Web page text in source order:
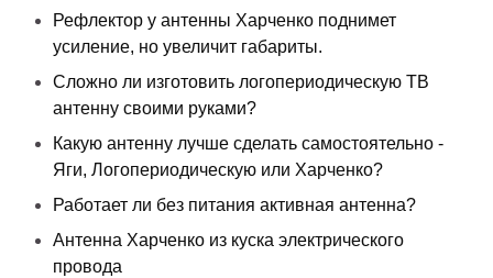
Рефлектор у антенны Харченко поднимет
усиление, но увеличит габариты.
Сложно ли изготовить логопериодическую ТВ
антенну своими руками?
Какую антенну лучше сделать самостоятельно -
Яги, Логопериодическую или Харченко?
Работает ли без питания активная антенна?
Антенна Харченко из куска электрического
провода